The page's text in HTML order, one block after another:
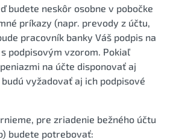
budete neskôr osobne v pobočke
príkazy (napr. prevody z účtu,
pracovník banky Váš podpis na
podpisovým vzorom. Pokiaľ
na účte disponovať aj
vyžadovať aj ich podpisové
pre zriadenie bežného účtu
budete potrebovať: